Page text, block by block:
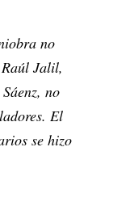
no
Jalil,
no
El
se hizo